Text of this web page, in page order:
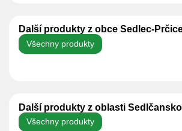
Další produkty z obce Sedlec-
Všechny produkty
Další produkty z oblasti Sedlčansko
Všechny produkty